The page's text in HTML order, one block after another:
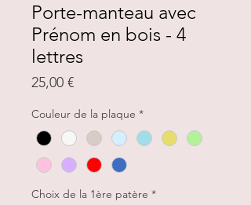
Porte-manteau avec
Prénom en bois - 4
lettres
25,00 €Prix
Couleur de la plaque *
Choix de la 1ère patère *